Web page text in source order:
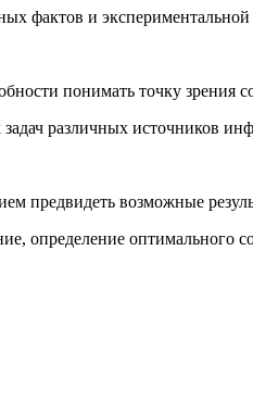
фактов и экспериментальной
понимать точку зрения
различных источников
предвидеть возможные
определение оптимального